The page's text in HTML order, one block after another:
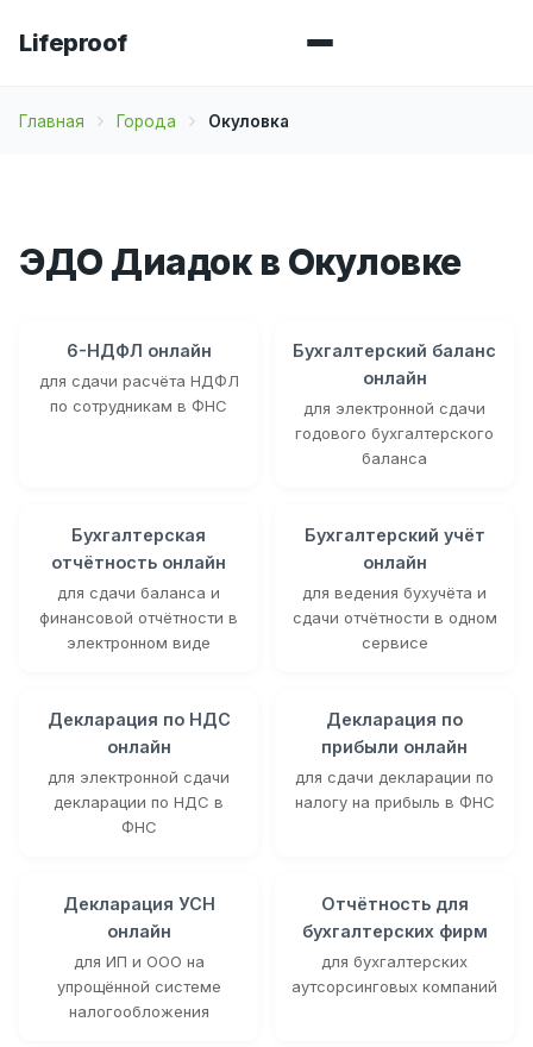
Lifeproof
Главная Города Окуловка
ЭДО Диадок в Окуловке
6-НДФЛ онлайн
для сдачи расчёта НДФЛ
по сотрудникам в ФНС
Бухгалтерский баланс
онлайн
для электронной сдачи
годового бухгалтерского
баланса
Бухгалтерская
отчётность онлайн
для сдачи баланса и
финансовой отчётности в
электронном виде
Бухгалтерский учёт
онлайн
для ведения бухучёта и
сдачи отчётности в одном
сервисе
Декларация по НДС
онлайн
для электронной сдачи
декларации по НДС в
ФНС
Декларация по
прибыли онлайн
для сдачи декларации по
налогу на прибыль в ФНС
Декларация УСН
онлайн
для ИП и ООО на
упрощённой системе
налогообложения
Отчётность для
бухгалтерских фирм
для бухгалтерских
аутсорсинговых компаний